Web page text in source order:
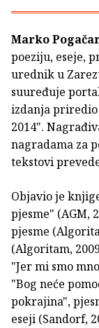
Marko
poeziju, eseje,
urednik u
suuređuje
izdanja
2014".
nagradama za
tekstovi
Objavio je
pjesme" (AGM,
pjesme
(Algoritam,
"Jer mi smo
"Bog neće
pokrajina",
eseji (Sandorf,